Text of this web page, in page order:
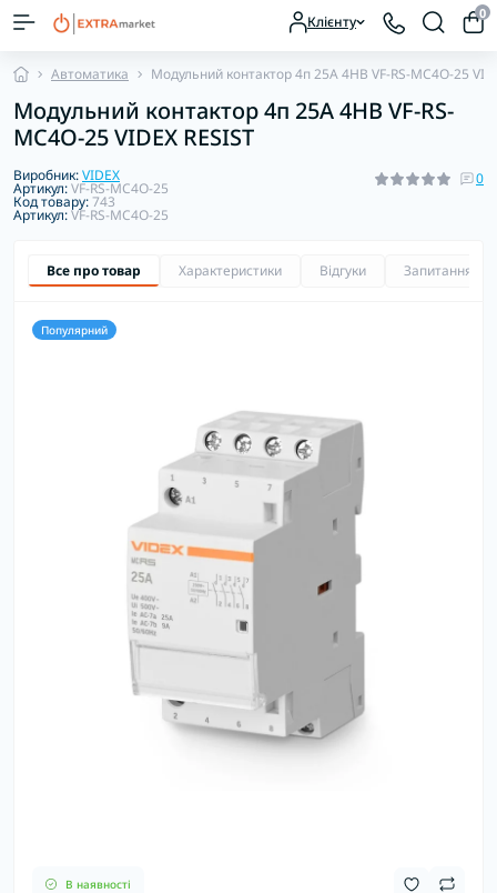
Клієнту 0
Автоматика Модульний контактор 4п 25А 4НВ VF-RS-MC4O-25
Модульний контактор 4п 25А 4НВ VF-RS-
MC4O-25 VIDEX RESIST
Виробник:VIDEX
Артикул:VF-RS-MC4O-25
Код товару:743
Артикул:VF-RS-MC4O-25
0
Все про товар Характеристики Відгуки Запитання
Популярний
В наявності